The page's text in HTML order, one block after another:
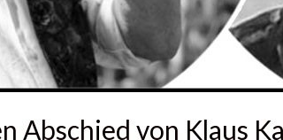
Abschied von Klaus